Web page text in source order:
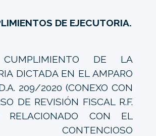
DE EJECUTORIA.
DE LA
DICTADA EN EL AMPARO
209/2020 (CONEXO CON
DE REVISIÓN FISCAL R.F.
RELACIONADO CON EL
CONTENCIOSO